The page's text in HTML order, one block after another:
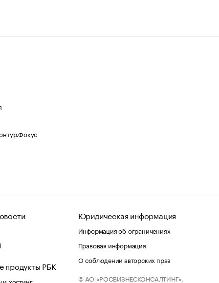
продукты РБК
хостинг
Юридическая информация
Информация об ограничениях
Правовая информация
О соблюдении авторских прав
© АО «РОСБИЗНЕСКОНСАЛТИНГ»,